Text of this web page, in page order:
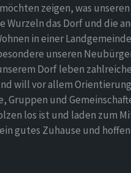
zeigen, was
Wurzeln das Dorf und die
in einer
unseren
Dorf leben
will vor allem
Gruppen und
los ist und laden zum
gutes Zuhause und